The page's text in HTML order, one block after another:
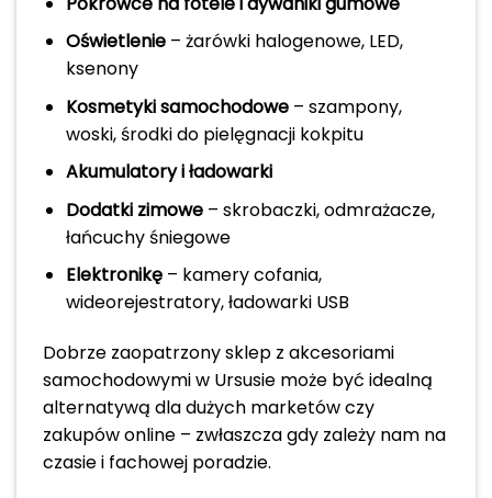
Oświetlenie– żarówki halogenowe, LED,
ksenony
Kosmetyki samochodowe– szampony,
woski, środki do pielęgnacji kokpitu
Akumulatory i ładowarki
Dodatki zimowe– skrobaczki, odmrażacze,
łańcuchy śniegowe
Elektronikę– kamery cofania,
wideorejestratory, ładowarki USB
Dobrze zaopatrzony sklep z akcesoriami
samochodowymi w Ursusie może być idealną
alternatywą dla dużych marketów czy
zakupów online – zwłaszcza gdy zależy nam na
czasie i fachowej poradzie.